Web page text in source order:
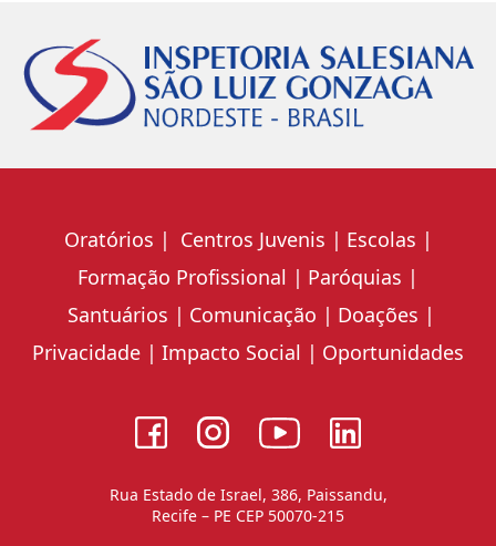
Oratórios Centros Juvenis
Escolas
Formação Profissional
Paróquias
Santuários
Comunicação
Doações
Privacidade
Impacto Social Oportunidades
Rua Estado de Israel, 386, Paissandu,
Recife – PE CEP 50070-215